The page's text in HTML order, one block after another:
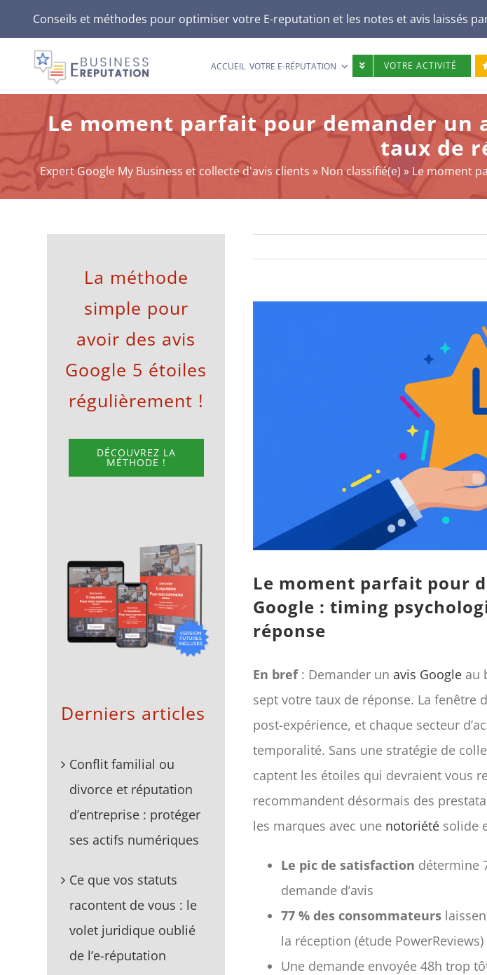
Passer
au
contenu
Conseils et méthodes pour optimiser votre E-reputation et les notes et avis laissés
ACCUEIL VOTRE E-RÉPUTATION VOTRE ACTIVITÉ
Le moment parfait pour demander un
taux de
Expert Google My Business et collecte d'avis clients » Non classifié(e) » Le moment
Le moment parfait pour
Google : timing
réponse
En bref: Demander unavis Google au
sept votre taux de réponse. La fenêtre
post-expérience, et chaque secteur
temporalité. Sans une stratégie de
captent les étoiles qui devraient vous
recommandent désormais des
les marques avec une notoriété solide
Le pic de satisfaction détermine
demande d’avis
77 % des consommateurs
la réception (étude PowerReviews)
Une demande envoyée 48h trop
La méthode
simple pour
avoir des avis
Google 5 étoiles
régulièrement !
DÉCOUVREZ LA
MÉTHODE !
Derniers articles
Conflit familial ou
divorce et réputation
d’entreprise : protéger
ses actifs numériques
Ce que vos statuts
racontent de vous : le
volet juridique oublié
de l’e-réputation